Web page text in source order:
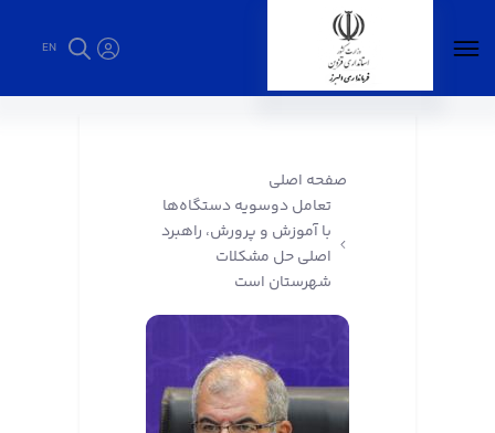
EN
صفحه اصلی
تعامل دوسویه دستگاه‌ها
با آموزش و پرورش، راهبرد
اصلی حل مشکلات
شهرستان است